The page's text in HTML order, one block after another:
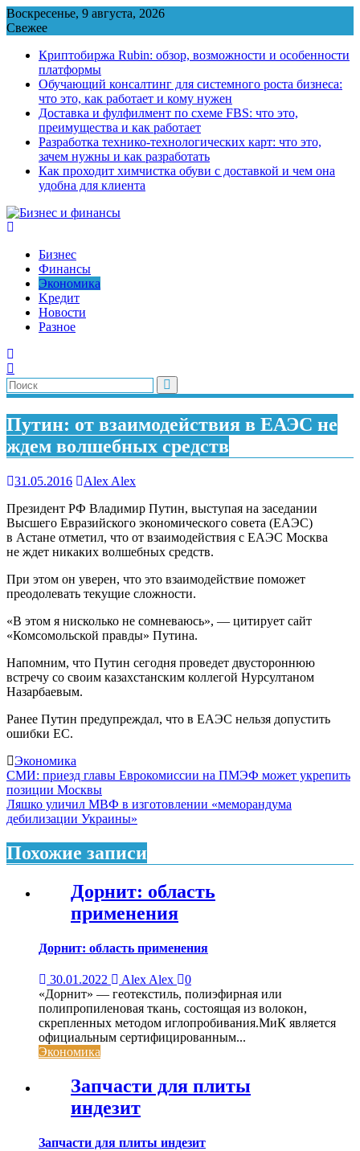
Перейти
к
Воскресенье, 9 августа, 2026
Свежее
Криптобиржа Rubin: обзор, возможности и особенности
платформы
Обучающий консалтинг для системного роста бизнеса:
что это, как работает и кому нужен
Доставка и фулфилмент по схеме FBS: что это,
преимущества и как работает
Разработка технико-технологических карт: что это,
зачем нужны и как разработать
Как проходит химчистка обуви с доставкой и чем она
удобна для клиента
Бизнес
Финансы
Экономика
Kредит
Новости
Разное
Путин: от взаимодействия в ЕАЭС не
ждем волшебных средств
31.05.2016
Alex Alex
Президент РФ Владимир Путин, выступая на заседании
Высшего Евразийского экономического совета (ЕАЭС)
в Астане отметил, что от взаимодействия с ЕАЭС Москва
не ждет никаких волшебных средств.
При этом он уверен, что это взаимодействие поможет
преодолевать текущие сложности.
«В этом я нисколько не сомневаюсь», — цитирует сайт
«Комсомольской правды» Путина.
Напомним, что Путин сегодня проведет двустороннюю
встречу со своим казахстанским коллегой Нурсултаном
Назарбаевым.
Ранее Путин предупреждал, что в ЕАЭС нельзя допустить
ошибки ЕС.
Экономика
Навигация
по
записям
СМИ: приезд главы Еврокомиссии на ПМЭФ может укрепить
позиции Москвы
Ляшко уличил МВФ в изготовлении «меморандума
дебилизации Украины»
Похожие записи
Дорнит: область
применения
Дорнит: область применения
30.01.2022 Alex Alex
0
«Дорнит» — геотекстиль, полиэфирная или
полипропиленовая ткань, состоящая из волокон,
скрепленных методом иглопробивания.МиК является
официальным сертифицированным...
Экономика
Запчасти для плиты
индезит
Запчасти для плиты индезит